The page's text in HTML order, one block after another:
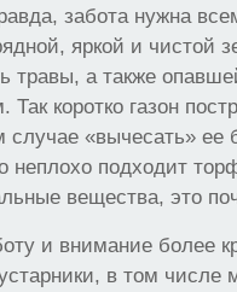
забота нужна
яркой и чистой
травы, а также
Так коротко газон
случае «вычесать» ее
неплохо подходит
вещества, это
и внимание более
в том